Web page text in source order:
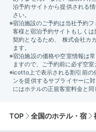
ゴージャスなホテ
TOP 全国のホテル・宿